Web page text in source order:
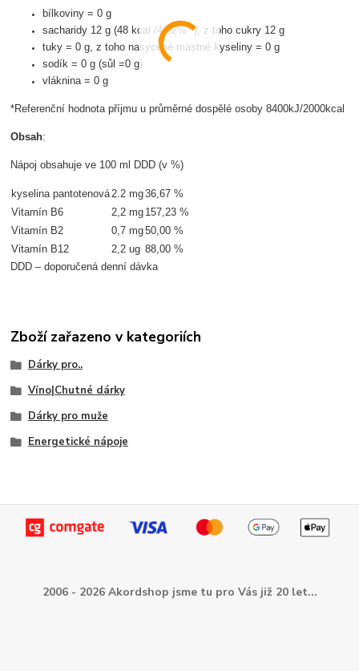
bílkoviny = 0 g
sacharidy 12 g (48 kcal /4,62% *), z toho cukry 12 g
tuky = 0 g, z toho nasycené mastné kyseliny = 0 g
sodík = 0 g (sůl =0 g)
vláknina = 0 g
*Referenční hodnota příjmu u průměrné dospělé osoby 8400kJ/2000kcal
Obsah:
Nápoj obsahuje ve 100 ml DDD (v %)
kyselina pantotenová 2.2 mg36,67 %
Vitamín B6
2,2 mg 157,23 %
Vitamín B2
0,7 mg50,00 %
Vitamín B12
2,2 ug 88,00 %
DDD – doporučená denní dávka
Zboží zařazeno v kategoriích
Dárky pro..
Víno|Chutné dárky
Dárky pro muže
Energetické nápoje
2006 - 2026 Akordshop jsme tu pro Vás již 20 let...